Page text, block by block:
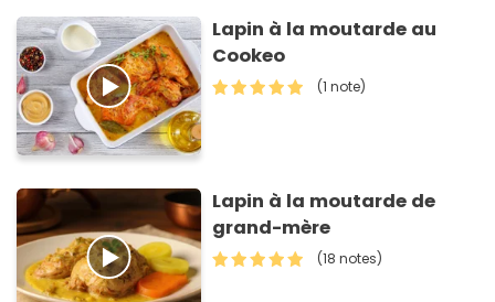
Lapin à la moutarde au
Cookeo
(1 note)
Lapin à la moutarde de
grand-mère
(18 notes)